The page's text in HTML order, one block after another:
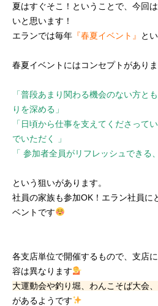
夏はすぐそこ！ということで、今回は
いと思います！
エランでは毎年 『春夏イベント』 と
春夏イベントにはコンセプトがありま
「普段あまり関わる機会のない方と
りを深める」
「日頃から仕事を支えてくださって
でいただく 」
「 参加者全員がリフレッシュできる
という狙いがあります。
社員の家族も参加OK！エラン社員に
ベントです
各支店単位で開催するもので、支店
容は異なります
大運動会や釣り堀、わんこそば大会
があるようです